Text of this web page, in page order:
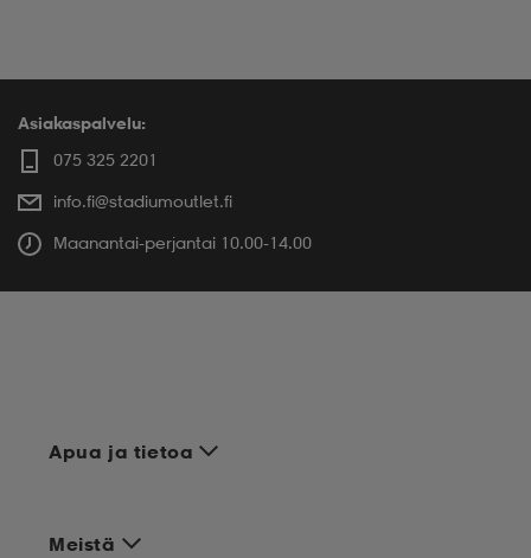
Asiakaspalvelu:
075 325 2201
info.fi@stadiumoutlet.fi
Maanantai-perjantai 10.00-14.00
Apua ja tietoa
Meistä